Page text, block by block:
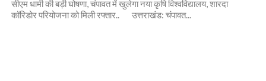
सीएम धामी की बड़ी घोषणा, चंपावत में खुलेगा नया कृषि विश्वविद्यालय, शारदा
कॉरिडोर परियोजना को मिली रफ्तार.. उत्तराखंड: चंपावत...